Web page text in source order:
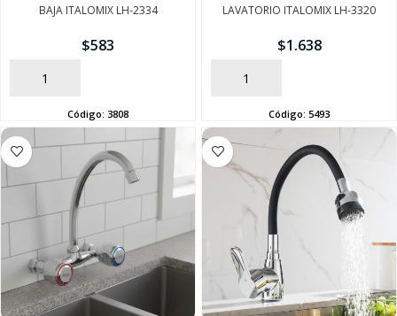
BAJA ITALOMIX LH-2334
$583
AÑADIR
Código: 3808
LAVATORIO ITALOMIX LH-3320
$1.638
AÑADIR
Código: 5493
SEGUÍ COMPRANDO
FINALIZÁ TU COMPRA